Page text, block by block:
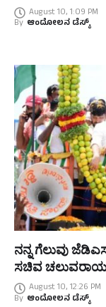
August 10, 1:09 PM
By ಆಂದೋಲನ ಡೆಸ್ಕ್
ನನ್ನ ಗೆಲುವು
ಸಚಿವ
August 10, 12:26 PM
By ಆಂದೋಲನ ಡೆಸ್ಕ್